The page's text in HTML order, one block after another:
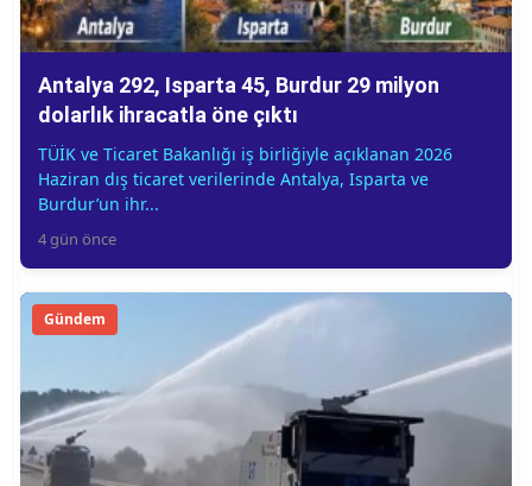
Antalya 292, Isparta 45, Burdur 29 milyon
dolarlık ihracatla öne çıktı
TÜİK ve Ticaret Bakanlığı iş birliğiyle açıklanan 2026
Haziran dış ticaret verilerinde Antalya, Isparta ve
Burdur’un ihr...
4 gün önce
Gündem